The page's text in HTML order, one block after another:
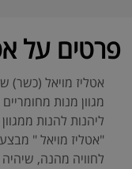
פרטים על
מגוון מנות
ליהנות להנות
"אטליז מויאל "
לחוויה מהנה,